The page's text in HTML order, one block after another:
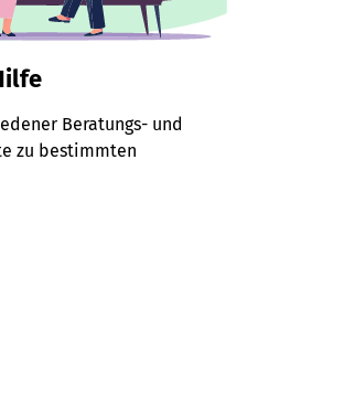
Beratungs- und
zu bestimmten